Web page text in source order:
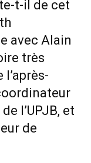
t-il de cet
avec Alain
très
l’UPJB, et
de